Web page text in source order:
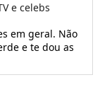
e celebs
em geral. Não
e te dou as